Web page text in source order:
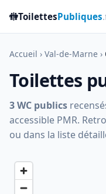
🚻ToilettesPubliques
Accueil › Val-de-Marne ›
Toilettes
3 WC publics
accessible PMR.
ou dans la liste